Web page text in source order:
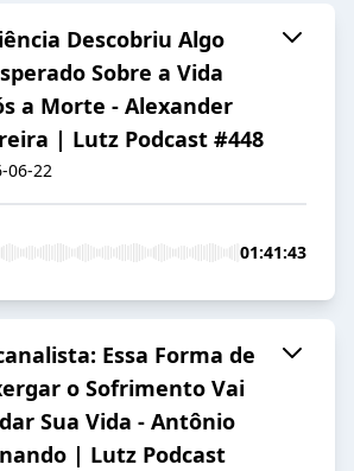
Descobriu Algo
Sobre a Vida
a Morte - Alexander
| Lutz Podcast #448
06-22
01:41:43
Essa Forma de
o Sofrimento Vai
Sua Vida - Antônio
| Lutz Podcast